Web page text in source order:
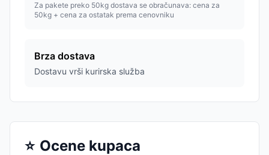
Za pakete preko 50kg dostava se obračunava: cena za
50kg + cena za ostatak prema cenovniku
Brza dostava
Dostavu vrši kurirska služba
⭐ Ocene kupaca